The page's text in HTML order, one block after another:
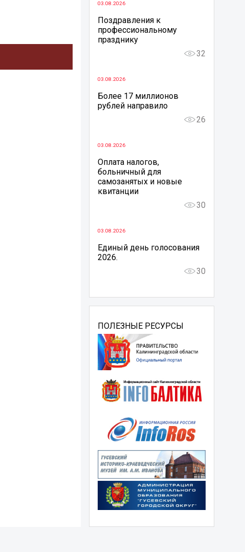
03.08.2026
Поздравления к
профессиональному
празднику
32
03.08.2026
Более 17 миллионов
рублей направило
26
03.08.2026
Оплата налогов,
больничный для
самозанятых и новые
квитанции
30
03.08.2026
Единый день голосования
2026.
30
ПОЛЕЗНЫЕ РЕСУРСЫ